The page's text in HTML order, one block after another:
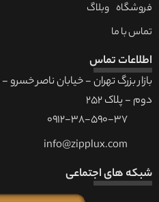
فروشگاه
تماس با ما
وبلاگ
اطلاعات تماس
بازار بزرگ تهران - خیابان ناصر
دوم - پلاک 252
0912-38-590-37
info@zipplux.com
شبکه های اجتماعی